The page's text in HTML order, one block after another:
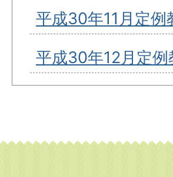
平成30年11月定例
平成30年12月定